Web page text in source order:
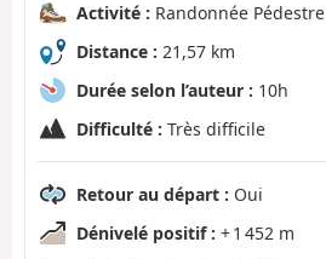
Activité : Randonnée Pédestre
Distance : 21,57 km
Durée selon l’auteur : 10h
Difficulté : Très difficile
Retour au départ : Oui
Dénivelé positif : + 1 452 m